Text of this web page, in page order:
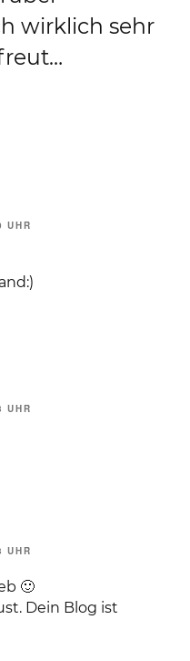
wirklich sehr
UHR
UHR
UHR
🙂
Dein Blog ist